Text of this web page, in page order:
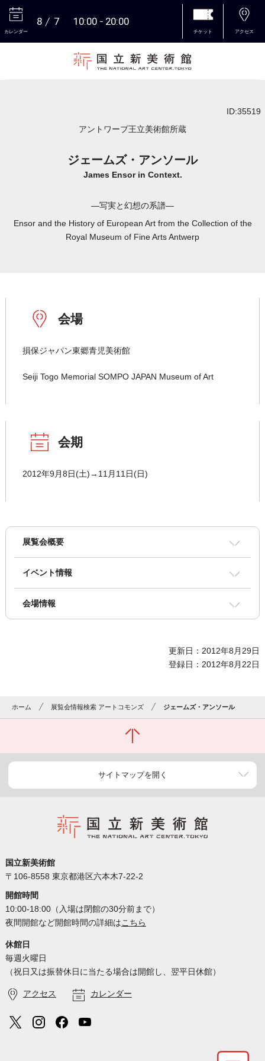
カレンダー
8 7 10:00 20:00
チケット アクセス
ID:35519
アントワープ王立美術館所蔵
ジェームズ・アンソール
James Ensor in Context.
―写実と幻想の系譜―
Ensor and the History of European Art from the Collection of the
Royal Museum of Fine Arts Antwerp
会場
損保ジャパン東郷青児美術館
Seiji Togo Memorial SOMPO JAPAN Museum of Art
会期
2012年9月8日(土)→11月11日(日)
展覧会概要
イベント情報
会場情報
更新日：2012年8月29日
登録日：2012年8月22日
ホーム 展覧会情報検索 アートコモンズ ジェームズ・アンソール
サイトマップを開く
国立新美術館
〒106-8558 東京都港区六本木7-22-2
開館時間
10:00-18:00（入場は閉館の30分前まで）
夜間開館など開館時間の詳細はこちら
休館日
毎週火曜日
（祝日又は振替休日に当たる場合は開館し、翌平日休館）
アクセス カレンダー